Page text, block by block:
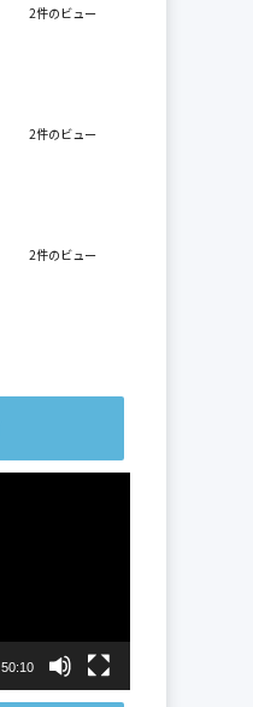
2件のビュー
2件のビュー
2件のビュー
50:10